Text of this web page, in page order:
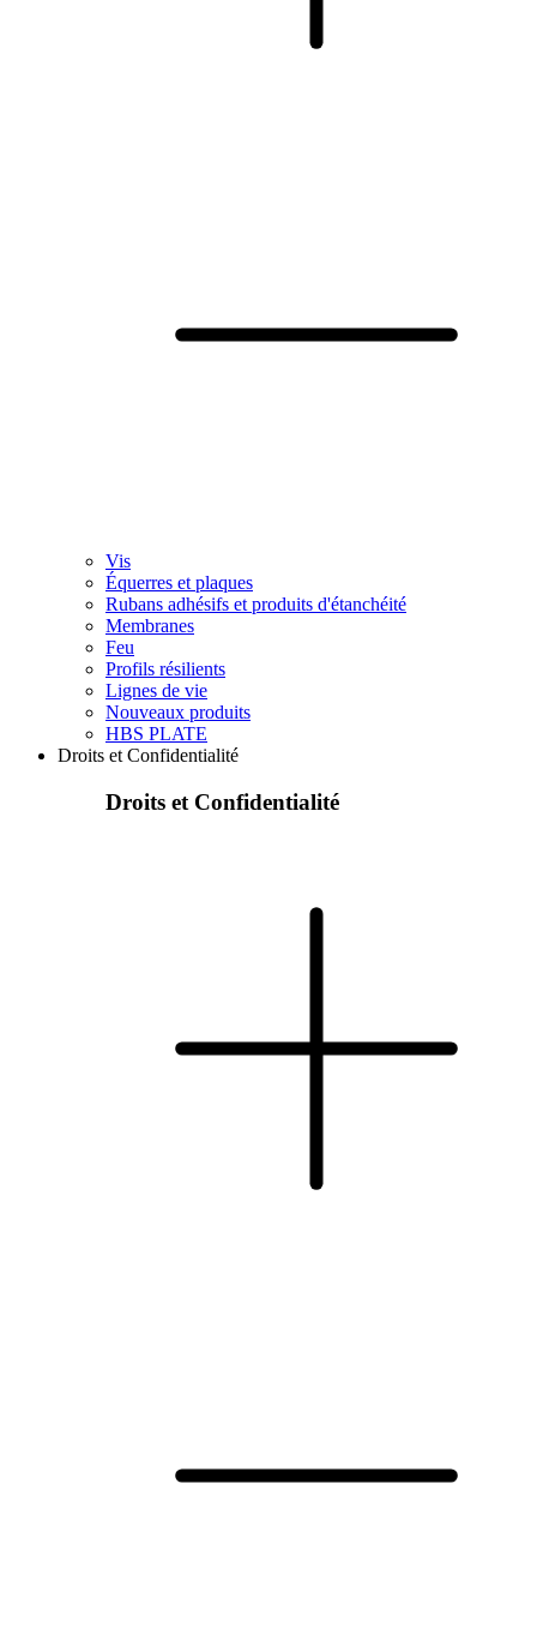
Vis
Équerres et plaques
Rubans adhésifs et produits d'étanchéité
Membranes
Feu
Profils résilients
Lignes de vie
Nouveaux produits
HBS PLATE
Droits et Confidentialité
Droits et Confidentialité